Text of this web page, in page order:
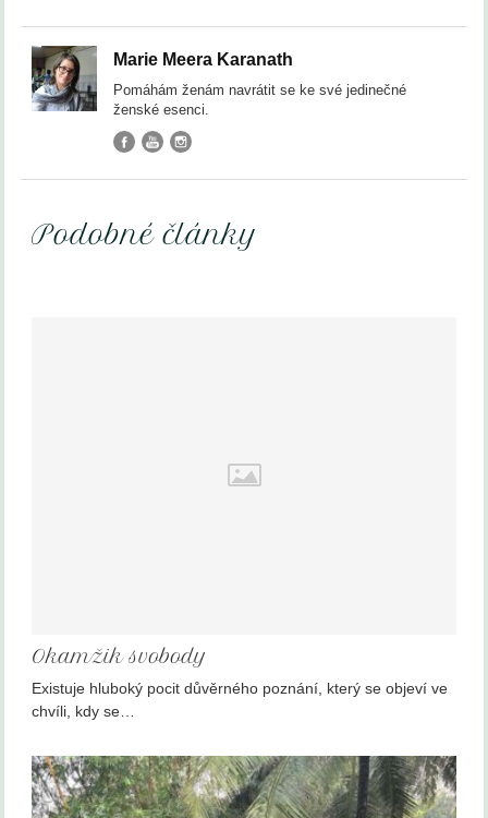
Marie Meera Karanath
Pomáhám ženám navrátit se ke své jedinečné
ženské esenci.
Podobné články
Okamžik svobody
Existuje hluboký pocit důvěrného poznání, který se objeví ve
chvíli, kdy se…